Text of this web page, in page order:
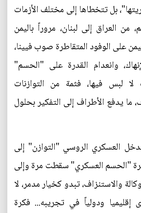
بل تتخطاها إلى مختلف الأزمات
من العراق إلى لبنان، مروراً باليمن
على الوفود المتقاطرة صوب فيينا،
وانعدام القدرة على "الحسم"
لبس فيها، فثمة من التوازنات
ما يدفع الأطراف إلى التفكير بحلول
العسكري الروسي "التوازن" إلى
"الحسم العسكري" سقطت مرة وإلى
والاستنزاف، تبدو كخيار مدمر، لا
إقليميا ودولياً في تجريبه... فكرة